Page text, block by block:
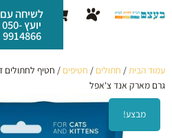
לתוכן
עגלת
קניות
לשיחה עם
יועץ 050-
9914866
עמוד הבית/ חתולים / חטיפים
גרם מארק אנד צ'אפל
מבצע!